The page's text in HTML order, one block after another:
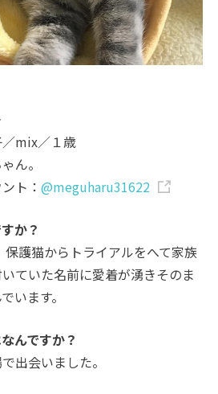
mix／１歳
ん。
ト：@meguharu31622
か？
護猫からトライアルをへて家族
ていた名前に愛着が湧きそのま
います。
んですか？
出会いました。